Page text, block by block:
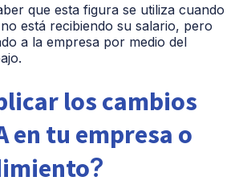
que esta figura se utiliza cuando
está recibiendo su salario, pero
a la empresa por medio del
los cambios
en tu empresa o
?